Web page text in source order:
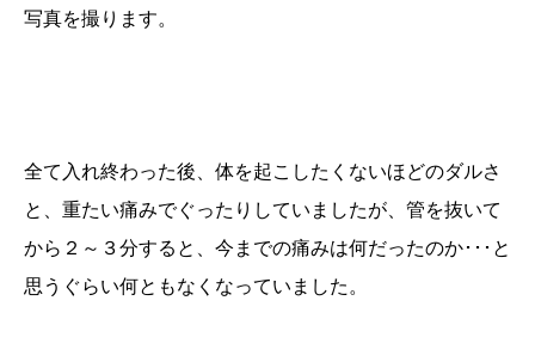
写真を撮ります。
全て入れ終わった後、体を起こしたくないほどのダルさ
と、重たい痛みでぐったりしていましたが、管を抜いて
から２～３分すると、今までの痛みは何だったのか･･･と
思うぐらい何ともなくなっていました。